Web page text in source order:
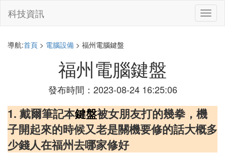
切
換
科技資訊
導航:首頁 > 電腦設備 > 福州電腦鍵盤
福州電腦鍵盤
發布時間：2023-08-24 16:25:06
1. 戴爾筆記本鍵盤被女朋友打的幾拳，機
子開起來的時候又老是關機要修的話大概多
少錢人在福州去哪家修好